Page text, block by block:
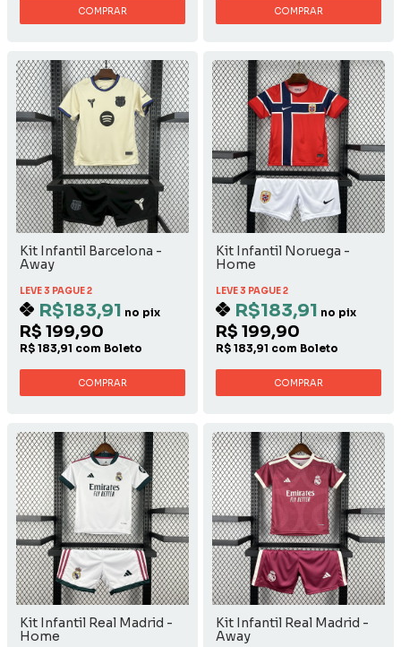
COMPRAR COMPRAR
Kit Infantil Barcelona -
Away
LEVE 3 PAGUE 2
R$183,91 no pix
R$ 199,90
R$ 183,91 com Boleto
COMPRAR
Kit Infantil Noruega -
Home
LEVE 3 PAGUE 2
R$183,91 no pix
R$ 199,90
R$ 183,91 com Boleto
COMPRAR
Kit Infantil Real Madrid -
Home
Kit Infantil Real Madrid -
Away